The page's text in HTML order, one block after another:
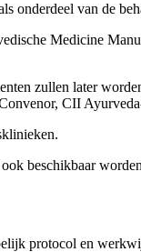
onderdeel van de
Medicine
zullen later
CII
beschikbaar
protocol en